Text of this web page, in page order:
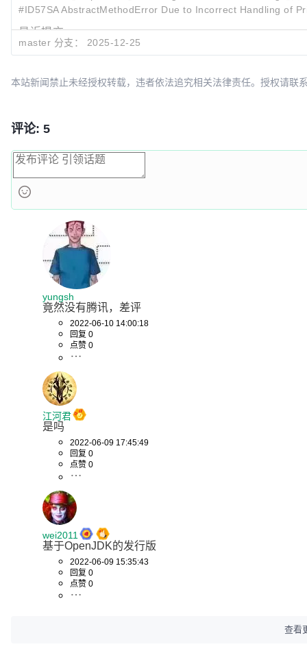
#ID57SA AbstractMethodError Due to Incorrect Handling of
最近提交:
2b4c205b
update README.md
b230c41e
update README.md
master 分支： 2025-12-25
本站新闻禁止未经授权转载，违者依法追究相关法律责任。授权请联
评论: 5
yungsh
竟然没有腾讯，差评
2022-06-10 14:00:18
回复 0
点赞 0
江河君
是吗
2022-06-09 17:45:49
回复 0
点赞 0
wei2011
基于OpenJDK的发行版
2022-06-09 15:35:43
回复 0
点赞 0
查看